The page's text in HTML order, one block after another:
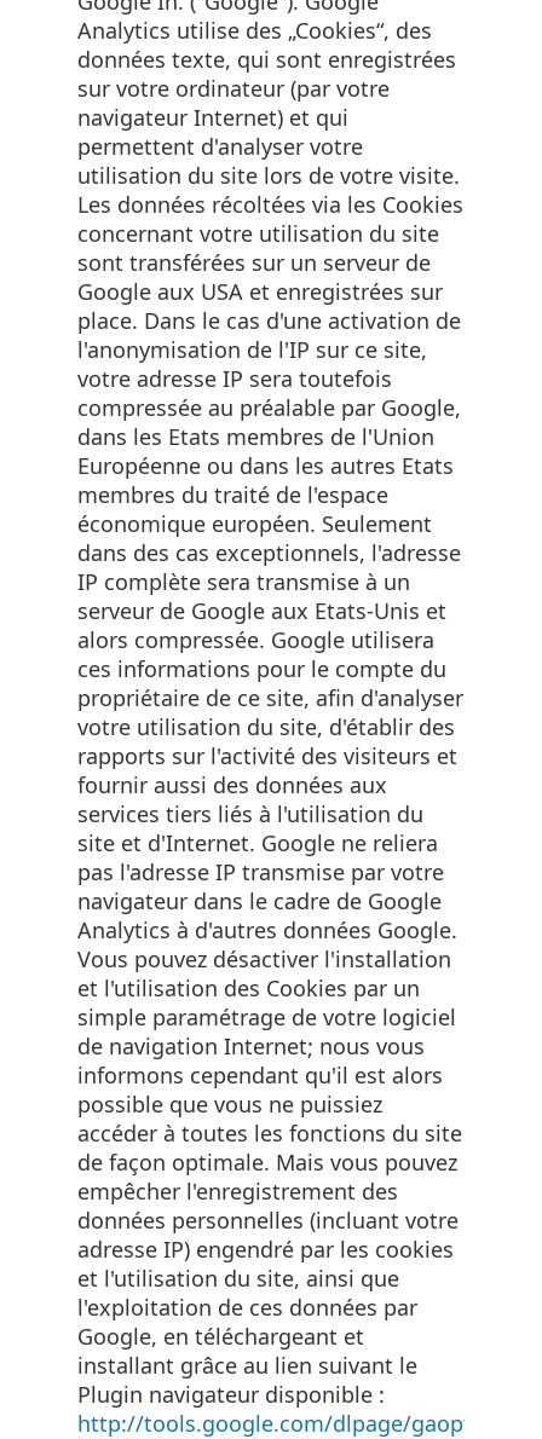
Analytics utilise des „Cookies“, des
données texte, qui sont enregistrées
sur votre ordinateur (par votre
navigateur Internet) et qui
permettent d'analyser votre
utilisation du site lors de votre visite.
Les données récoltées via les Cookies
concernant votre utilisation du site
sont transférées sur un serveur de
Google aux USA et enregistrées sur
place. Dans le cas d'une activation de
l'anonymisation de l'IP sur ce site,
votre adresse IP sera toutefois
compressée au préalable par Google,
dans les Etats membres de l'Union
Européenne ou dans les autres Etats
membres du traité de l'espace
économique européen. Seulement
dans des cas exceptionnels, l'adresse
IP complète sera transmise à un
serveur de Google aux Etats-Unis et
alors compressée. Google utilisera
ces informations pour le compte du
propriétaire de ce site, afin d'analyser
votre utilisation du site, d'établir des
rapports sur l'activité des visiteurs et
fournir aussi des données aux
services tiers liés à l'utilisation du
site et d'Internet. Google ne reliera
pas l'adresse IP transmise par votre
navigateur dans le cadre de Google
Analytics à d'autres données Google.
Vous pouvez désactiver l'installation
et l'utilisation des Cookies par un
simple paramétrage de votre logiciel
de navigation Internet; nous vous
informons cependant qu'il est alors
possible que vous ne puissiez
accéder à toutes les fonctions du site
de façon optimale. Mais vous pouvez
empêcher l'enregistrement des
données personnelles (incluant votre
adresse IP) engendré par les cookies
et l'utilisation du site, ainsi que
l'exploitation de ces données par
Google, en téléchargeant et
installant grâce au lien suivant le
Plugin navigateur disponible :
http://tools.google.com/dlpage/gaoptout